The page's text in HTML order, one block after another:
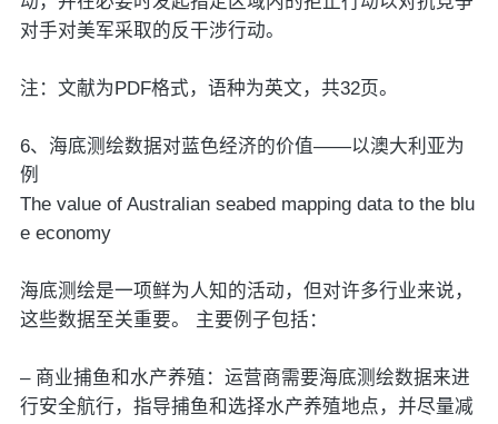
对手对美军采取的反干涉行动。
注：文献为PDF格式，语种为英文，共32页。
6、海底测绘数据对蓝色经济的价值——以澳大利亚为
例
The value of Australian seabed mapping data to the blu
e economy
海底测绘是一项鲜为人知的活动，但对许多行业来说，
这些数据至关重要。 主要例子包括：
– 商业捕鱼和水产养殖：运营商需要海底测绘数据来进
行安全航行，指导捕鱼和选择水产养殖地点，并尽量减